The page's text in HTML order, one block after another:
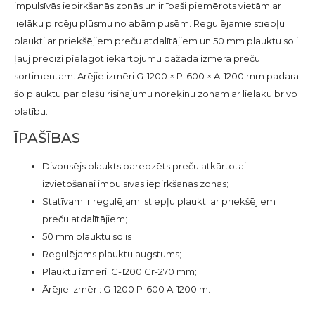
impulsīvās iepirkšanās zonās un ir īpaši piemērots vietām ar
lielāku pircēju plūsmu no abām pusēm. Regulējamie stiepļu
plaukti ar priekšējiem preču atdalītājiem un 50 mm plauktu soli
ļauj precīzi pielāgot iekārtojumu dažāda izmēra preču
sortimentam. Ārējie izmēri G-1200 × P-600 × A-1200 mm padara
šo plauktu par plašu risinājumu norēķinu zonām ar lielāku brīvo
platību.
ĪPAŠĪBAS
Divpusējs plaukts paredzēts preču atkārtotai
izvietošanai impulsīvās iepirkšanās zonās;
Statīvam ir regulējami stiepļu plaukti ar priekšējiem
preču atdalītājiem;
50 mm plauktu solis
Regulējams plauktu augstums;
Plauktu izmēri: G-1200 Gr-270 mm;
Ārējie izmēri: G-1200 P-600 A-1200 m.